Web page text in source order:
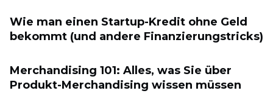
Wie man einen Startup-Kredit ohne Geld
bekommt (und andere Finanzierungstricks)
Merchandising 101: Alles, was Sie über
Produkt-Merchandising wissen müssen